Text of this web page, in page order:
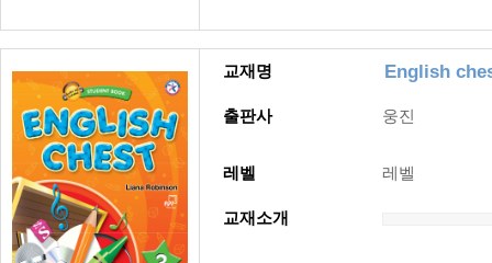
교재명 English
출판사 웅진
레벨 레벨
교재소개